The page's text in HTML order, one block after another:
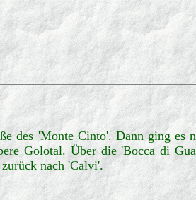
des 'Monte Cinto'. Dann ging es
Golotal. Über die 'Bocca di
nach 'Calvi'.